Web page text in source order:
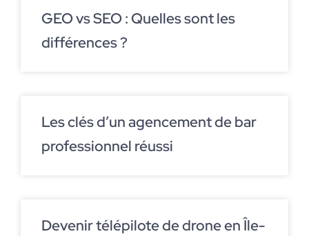
GEO vs SEO : Quelles sont les
différences ?
Les clés d’un agencement de bar
professionnel réussi
Devenir télépilote de drone en Île-